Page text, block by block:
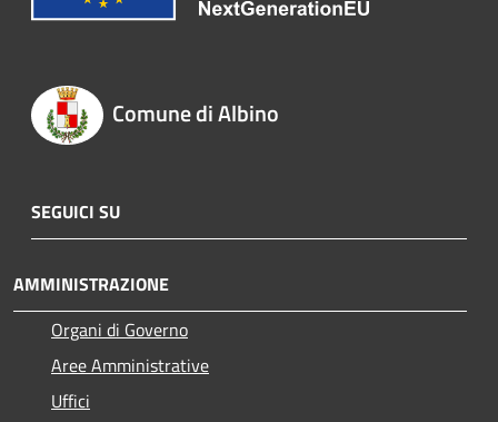
Comune di Albino
SEGUICI SU
AMMINISTRAZIONE
Organi di Governo
Aree Amministrative
Uffici